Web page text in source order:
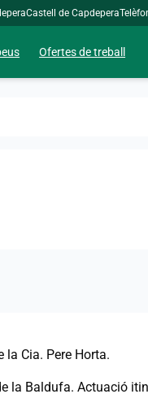
Castell de Capdepera
Ofertes de treball
la Cia. Pere Horta.
la Baldufa. Actuació